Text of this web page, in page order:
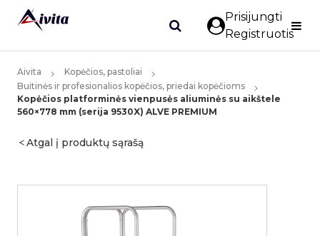
Prisijungti
Registruotis
Aivita
Kopėčios, pastoliai
Buitinės ir profesionalios kopėčios, priedai kopėčioms
Kopėčios platforminės vienpusės aliuminės su aikštele
560×778 mm (serija 9530X) ALVE PREMIUM
Atgal į produktų sąrašą